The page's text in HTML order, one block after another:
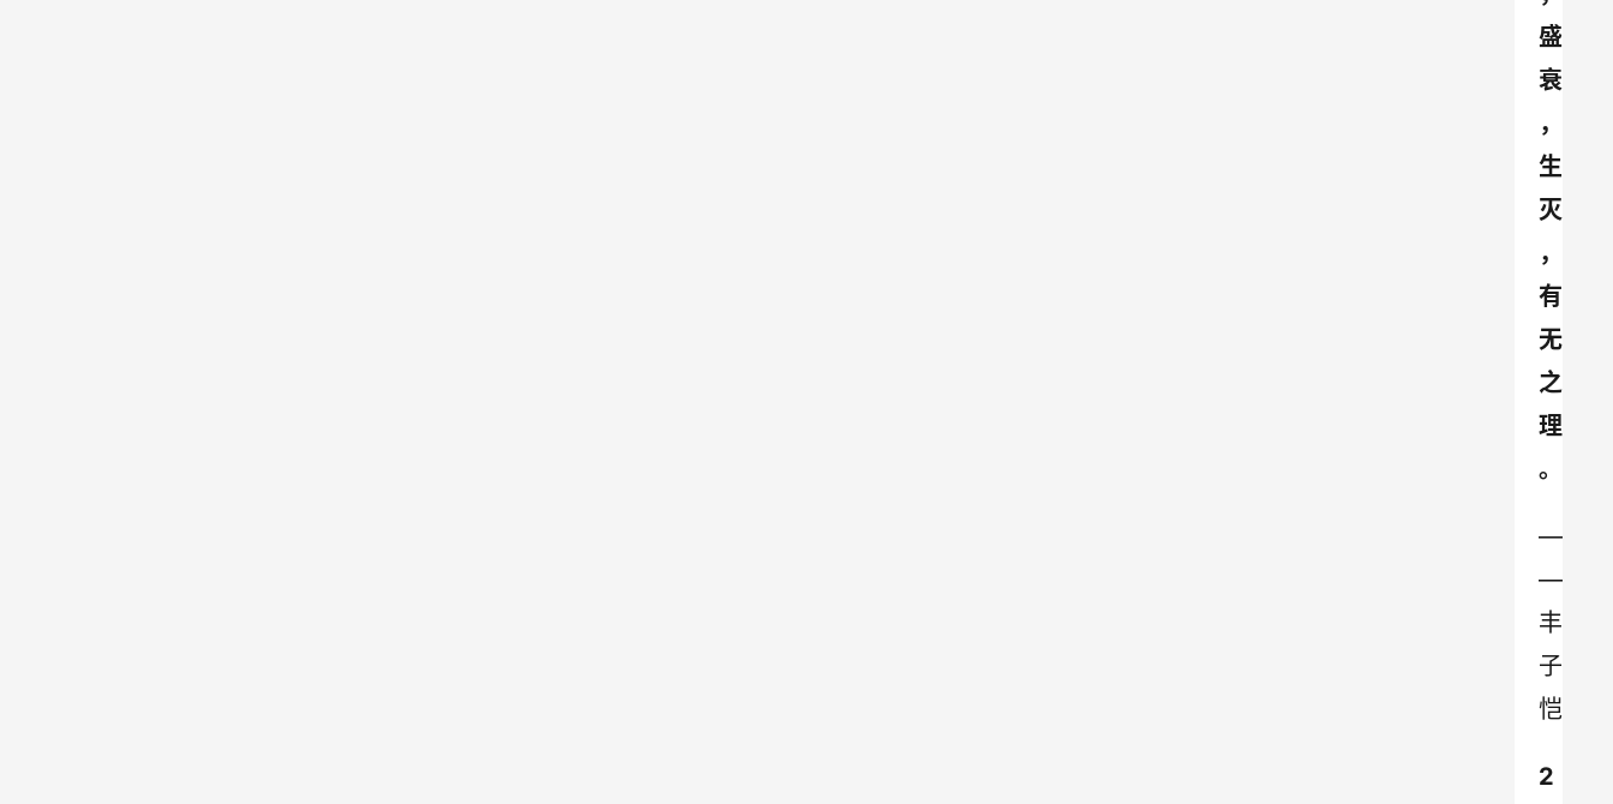
盛
衰
，
生
灭
，
有
无
之
理
。
—
—
丰
子
恺
2